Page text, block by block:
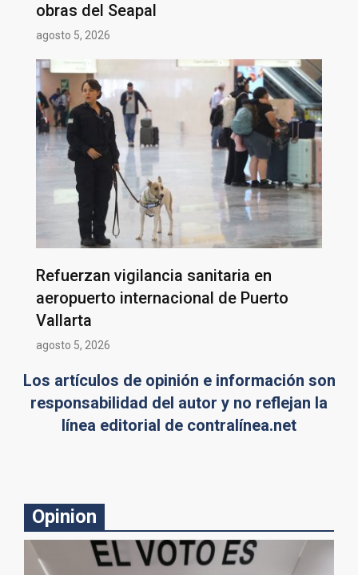
obras del Seapal
agosto 5, 2026
Refuerzan vigilancia sanitaria en
aeropuerto internacional de Puerto
Vallarta
agosto 5, 2026
Los artículos de opinión e información son
responsabilidad del autor y no reflejan la
línea editorial de contralínea.net
Opinion